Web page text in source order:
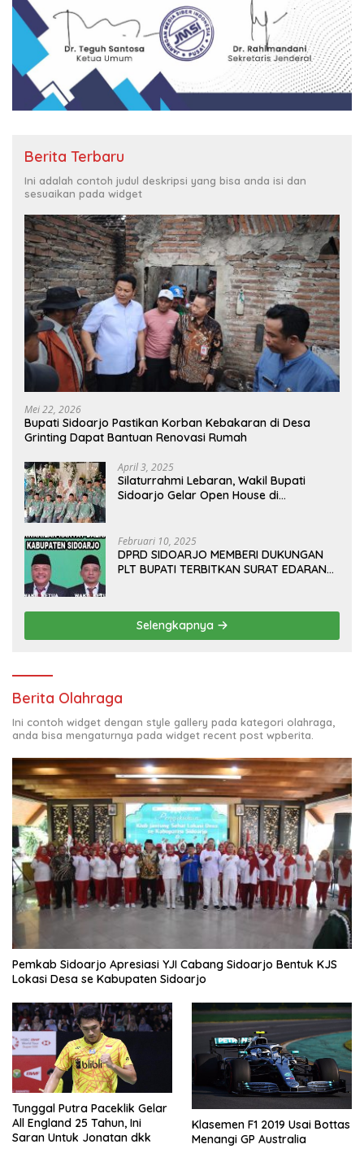
Berita Terbaru
Ini adalah contoh judul deskripsi yang bisa anda isi dan
sesuaikan pada widget
Mei 22, 2026
Bupati Sidoarjo Pastikan Korban Kebakaran di Desa
Grinting Dapat Bantuan Renovasi Rumah
April 3, 2025
Silaturrahmi Lebaran, Wakil Bupati
Sidoarjo Gelar Open House di
Februari 10, 2025
DPRD SIDOARJO MEMBERI DUKUNGAN
PLT BUPATI TERBITKAN SURAT EDARAN
KELUAR KOTA
Selengkapnya
Berita Olahraga
Ini contoh widget dengan style gallery pada kategori olahraga,
anda bisa mengaturnya pada widget recent post wpberita.
Pemkab Sidoarjo Apresiasi YJI Cabang Sidoarjo Bentuk KJS
Lokasi Desa se Kabupaten Sidoarjo
Tunggal Putra Paceklik Gelar
All England 25 Tahun, Ini
Saran Untuk Jonatan dkk
Klasemen F1 2019 Usai Bottas
Menangi GP Australia